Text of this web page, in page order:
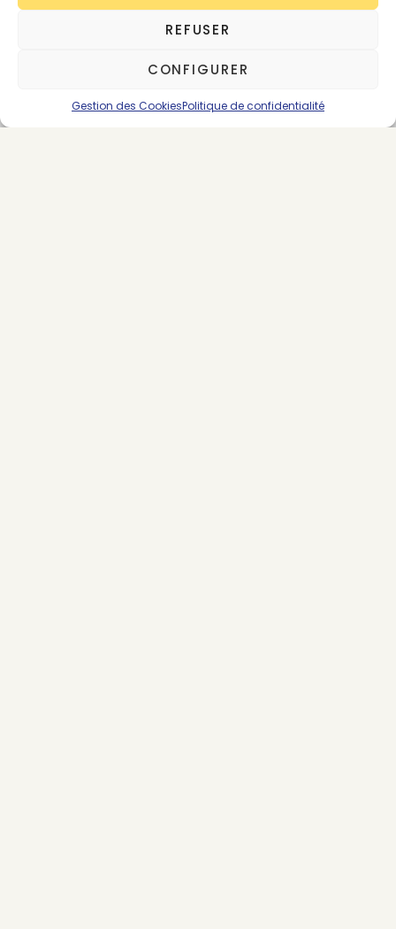
REFUSER
CONFIGURER
Gestion des CookiesPolitique de confidentialité
Edgard 11/03/2023 à 5:10 pm